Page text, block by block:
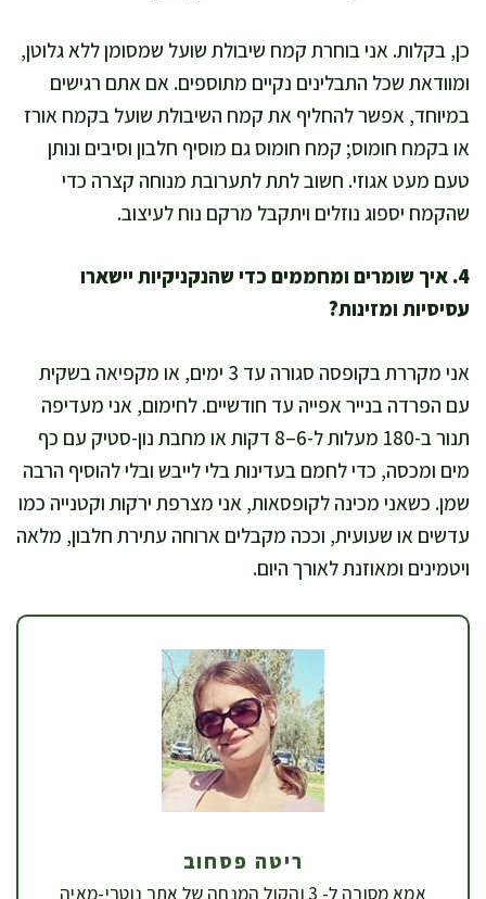
כן, בקלות. אני בוחרת קמח שיבולת שועל שמסומן ללא גלוטן,
ומוודאת שכל התבלינים נקיים מתוספים. אם אתם רגישים
במיוחד, אפשר להחליף את קמח השיבולת שועל בקמח אורז
או בקמח חומוס; קמח חומוס גם מוסיף חלבון וסיבים ונותן
טעם מעט אגוזי. חשוב לתת לתערובת מנוחה קצרה כדי
שהקמח יספוג נוזלים ויתקבל מרקם נוח לעיצוב.
4. איך שומרים ומחממים כדי שהנקניקיות יישארו
עסיסיות ומזינות?
אני מקררת בקופסה סגורה עד 3 ימים, או מקפיאה בשקית
עם הפרדה בנייר אפייה עד חודשיים. לחימום, אני מעדיפה
תנור ב-180 מעלות ל-6–8 דקות או מחבת נון-סטיק עם כף
מים ומכסה, כדי לחמם בעדינות בלי לייבש ובלי להוסיף הרבה
שמן. כשאני מכינה לקופסאות, אני מצרפת ירקות וקטנייה כמו
עדשים או שעועית, וככה מקבלים ארוחה עתירת חלבון, מלאה
ויטמינים ומאוזנת לאורך היום.
ריטה פסחוב
אמא מסורה ל- 3 והקול המנחה של אתר נוטרי-מאיה